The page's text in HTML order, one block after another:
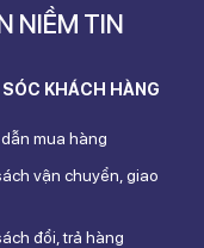
NIỀM TIN
KHÁCH HÀNG
mua hàng
vận chuyển, giao
đổi, trả hàng